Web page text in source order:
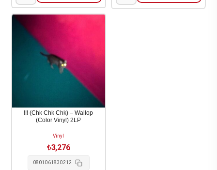
G
Beach
!!! (Chk Chk Chk) – Wallop
(Color Vinyl) 2LP
Vinyl
₺3,276
0801061830212